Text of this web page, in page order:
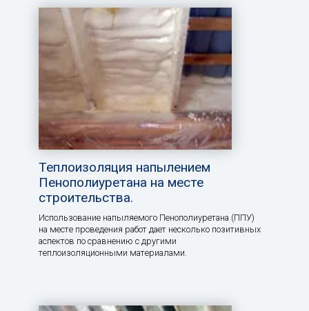
Теплоизоляция напылением
Пенополиуретана на месте
строительства.
Использование напыляемого Пенополиуретана (ППУ)
на месте проведения работ дает несколько позитивных
аспектов по сравнению с другими
теплоизоляционными материалами.